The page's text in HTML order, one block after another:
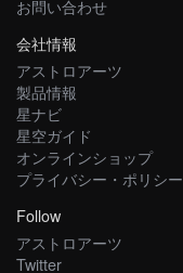
お問い合わせ
会社情報
アストロアーツ
製品情報
星ナビ
星空ガイド
オンラインショップ
プライバシー・ポリシー
Follow
アストロアーツ
Twitter